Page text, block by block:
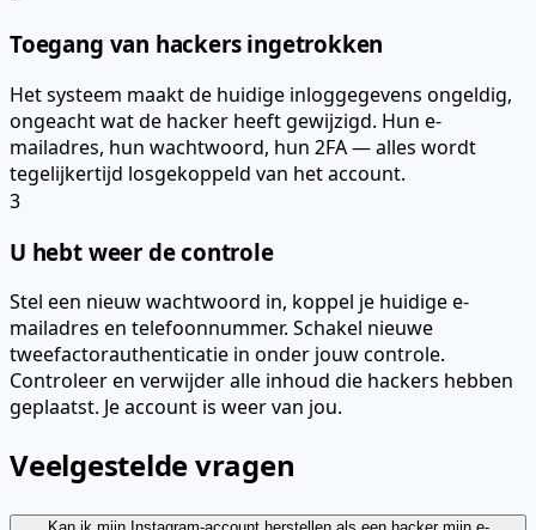
Toegang van hackers ingetrokken
Het systeem maakt de huidige inloggegevens ongeldig,
ongeacht wat de hacker heeft gewijzigd. Hun e-
mailadres, hun wachtwoord, hun 2FA — alles wordt
tegelijkertijd losgekoppeld van het account.
3
U hebt weer de controle
Stel een nieuw wachtwoord in, koppel je huidige e-
mailadres en telefoonnummer. Schakel nieuwe
tweefactorauthenticatie in onder jouw controle.
Controleer en verwijder alle inhoud die hackers hebben
geplaatst. Je account is weer van jou.
Veelgestelde vragen